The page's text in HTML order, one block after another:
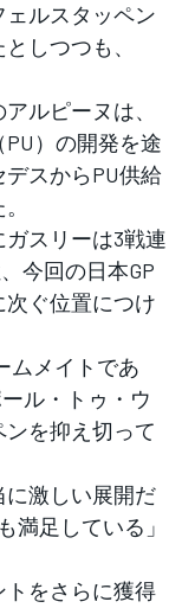
ルスタッペン
しつつも、
ルピーヌは、
）の開発を途
スからPU供給
スリーは3戦連
今回の日本GP
ぐ位置につけ
ムメイトであ
ル・トゥ・ウ
を抑え切って
に激しい展開だ
満足している」
トをさらに獲得